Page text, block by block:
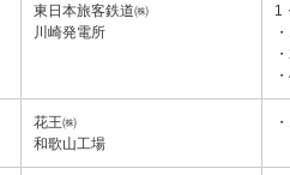
東日本旅客鉄道㈱
川崎発電所
1
花王㈱
和歌山工場